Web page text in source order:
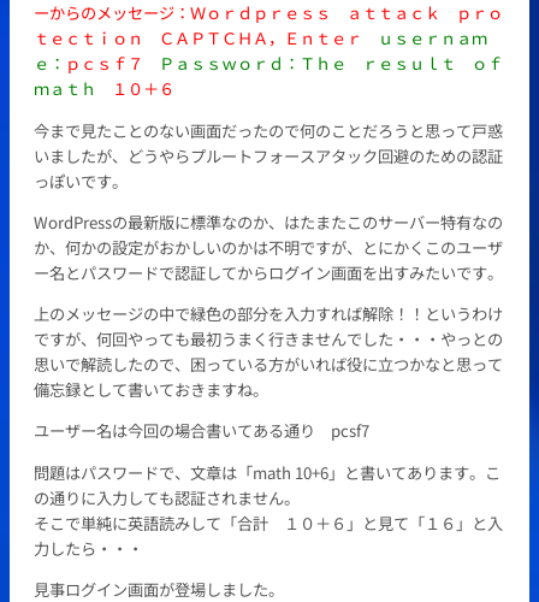
ーからのメッセージ：Ｗｏｒｄｐｒｅｓｓ ａｔｔａｃｋ ｐｒｏ
ｔｅｃｔｉｏｎ ＣＡＰＴＣＨＡ，Ｅｎｔｅｒ
ｕｓｅｒｎａｍ
ｅ： ｐｃｓｆ７
Ｐａｓｓｗｏｒｄ：Ｔｈｅ ｒｅｓｕｌｔ ｏｆ
ｍａｔｈ
１０＋６
今まで見たことのない画面だったので何のことだろうと思って戸惑
いましたが、どうやらプルートフォースアタック回避のための認証
っぽいです。
WordPressの最新版に標準なのか、はたまたこのサーバー特有なの
か、何かの設定がおかしいのかは不明ですが、とにかくこのユーザ
ー名とパスワードで認証してからログイン画面を出すみたいです。
上のメッセージの中で緑色の部分を入力すれば解除！！というわけ
ですが、何回やっても最初うまく行きませんでした・・・やっとの
思いで解読したので、困っている方がいれば役に立つかなと思って
備忘録として書いておきますね。
ユーザー名は今回の場合書いてある通り pcsf7
問題はパスワードで、文章は「math 10+6」と書いてあります。こ
の通りに入力しても認証されません。
そこで単純に英語読みして「合計 １０＋６」と見て「１６」と入
力したら・・・
見事ログイン画面が登場しました。